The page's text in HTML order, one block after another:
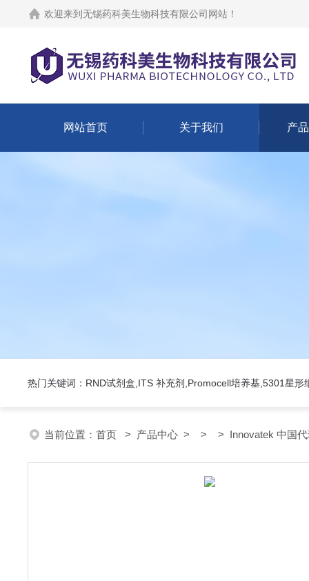
欢迎来到 无锡药科美生物科技有限公司网站 ！
网站首页 关于我们 产
热门关键词：RND试剂盒,ITS 补充剂,Promocell培养基,5301星形
当前位置： 首页 > 产品中心 > > > Innovatek 中国代